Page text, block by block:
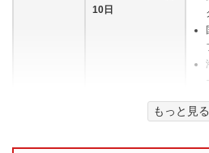
10日
もっと見る